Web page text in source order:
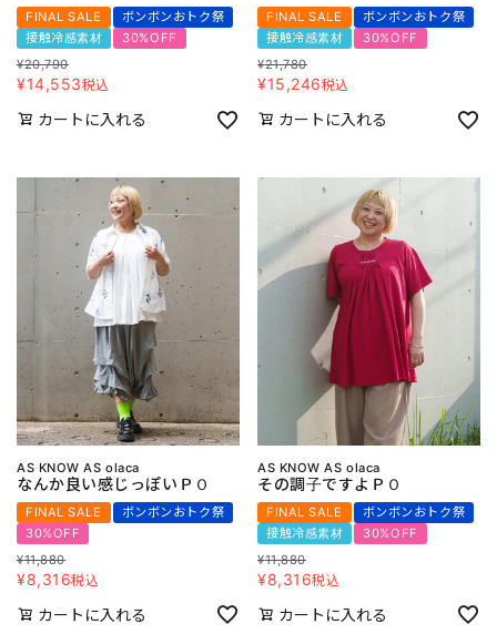
FINAL SALE
ボンボンおトク祭
接触冷感素材
30%OFF
¥20,790
¥14,553税込
カートに入れる
FINAL SALE
ボンボンおトク祭
接触冷感素材
30%OFF
¥21,780
¥15,246税込
カートに入れる
AS KNOW AS olaca
なんか良い感じっぽいＰＯ
FINAL SALE
ボンボンおトク祭
30%OFF
¥11,880
¥8,316税込
カートに入れる
AS KNOW AS olaca
その調子ですよＰＯ
FINAL SALE
ボンボンおトク祭
接触冷感素材
30%OFF
¥11,880
¥8,316税込
カートに入れる